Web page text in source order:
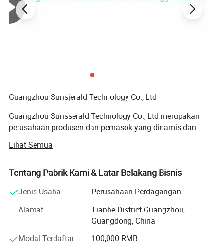
Guangzhou Sunsjerald Technology Co., Ltd
Guangzhou Sunsserald Technology Co., Ltd merupakan
perusahaan produsen dan pemasok yang dinamis dan
Perhiasan yang memikat, klip rambut yang penuh
fashion-forward, dan bulu mata palsu premium. Berakar
pada pusat industri Guangzhou yang semarak, kota yang
koneksi perdagangan global - perusahaan kami yang
cermat memadukan keahlian pengerjaan, konsep desain
canggih, dan kontrol kualitas yang ketat untuk
menyajikan produk yang memadukan daya tarik estetik
dengan fungsionalitas praktis, melayani beragam
Lihat Semua
Tentang Pabrik Kami & Latar Belakang Bisnis
Jenis Usaha
Perusahaan Perdagangan
Alamat
Tianhe District Guangzhou,
Guangdong, China
Modal Terdaftar
100,000 RMB